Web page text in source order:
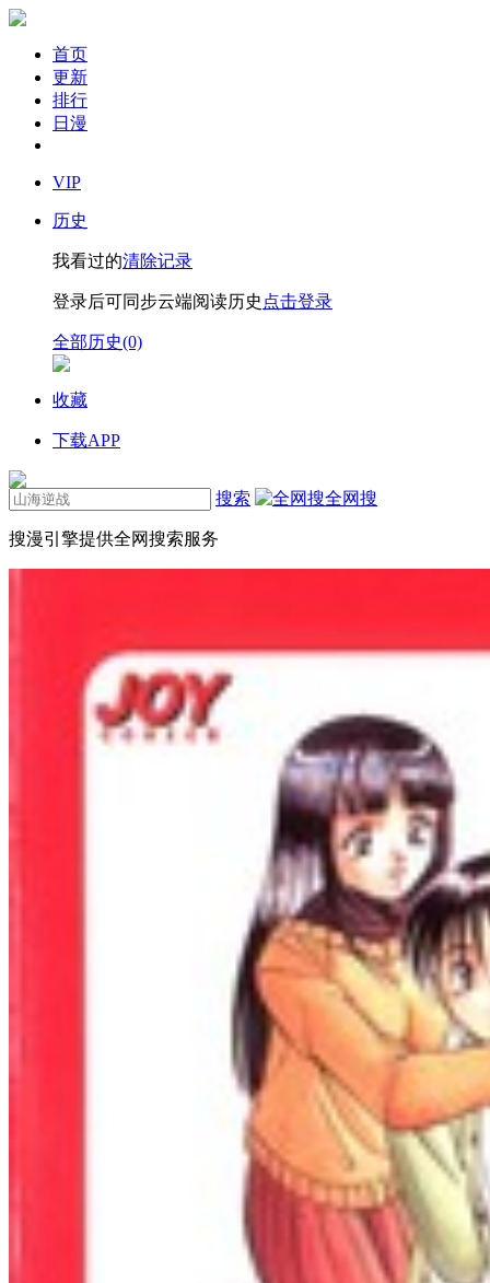
首页
更新
排行
日漫
VIP
历史
我看过的清除记录
登录后可同步云端阅读历史 点击登录
全部历史(0)
收藏
下载APP
搜索 全网搜
搜漫引擎提供全网搜索服务